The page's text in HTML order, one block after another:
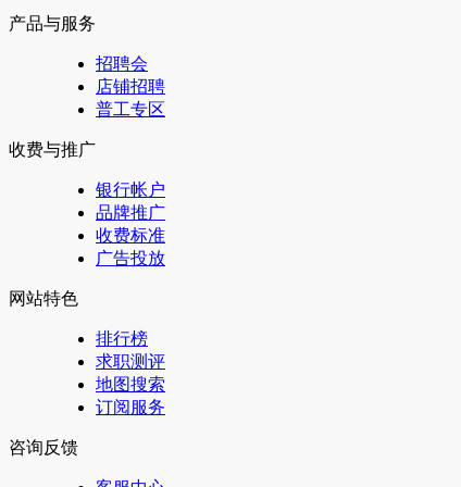
产品与服务
招聘会
店铺招聘
普工专区
收费与推广
银行帐户
品牌推广
收费标准
广告投放
网站特色
排行榜
求职测评
地图搜索
订阅服务
咨询反馈